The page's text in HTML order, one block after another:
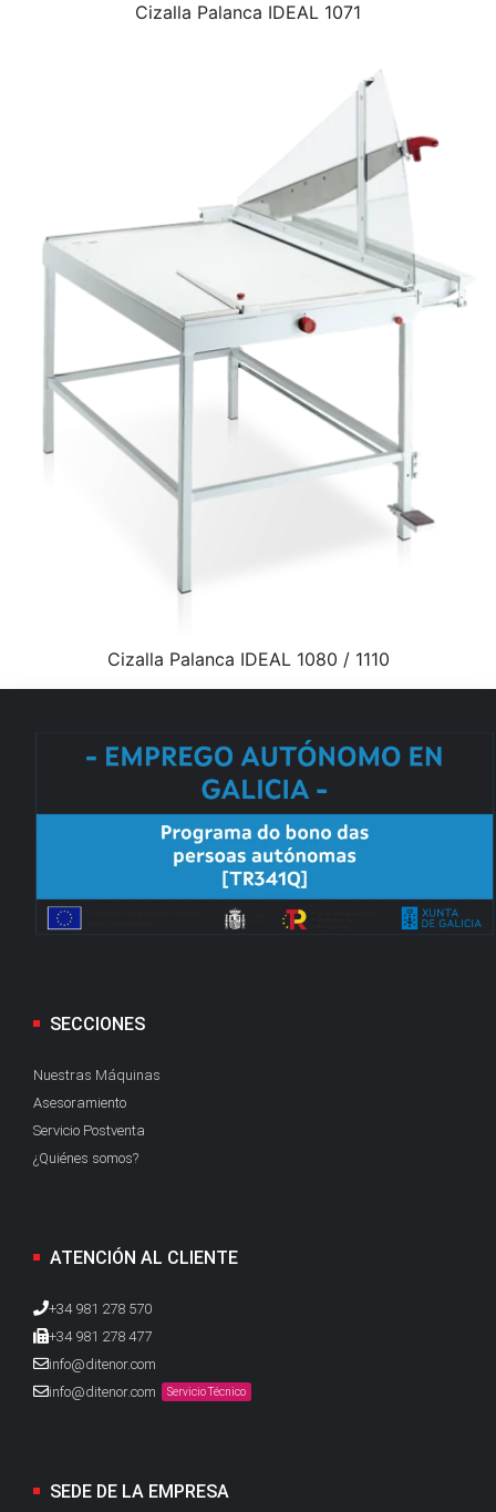
Cizalla Palanca IDEAL 1071
Cizalla Palanca IDEAL 1080 / 1110
SECCIONES
Nuestras Máquinas
Asesoramiento
Servicio Postventa
¿Quiénes somos?
ATENCIÓN AL CLIENTE
+34 981 278 570
+34 981 278 477
info@ditenor.com
info@ditenor.com
Servicio Técnico
SEDE DE LA EMPRESA